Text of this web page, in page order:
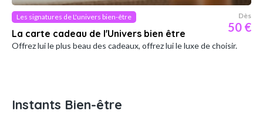
Les signatures de L'univers bien-être
La carte cadeau de l'Univers bien être
Dès
50 €
Offrez lui le plus beau des cadeaux, offrez lui le luxe de choisir.
Instants Bien-être